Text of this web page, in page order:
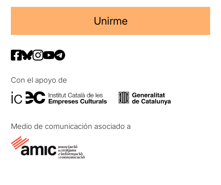
Unirme
Con el apoyo de
Medio de comunicación asociado a